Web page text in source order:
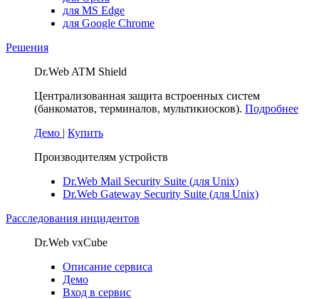
для MS Edge
для Google Chrome
Решения
Dr.Web ATM Shield
Централизованная защита встроенных систем
(банкоматов, терминалов, мультикиосков). Подробнее
Демо | Купить
Производителям устройств
Dr.Web Mail Security Suite (для Unix)
Dr.Web Gateway Security Suite (для Unix)
Расследования инцидентов
Dr.Web vxCube
Описание сервиса
Демо
Вход в сервис